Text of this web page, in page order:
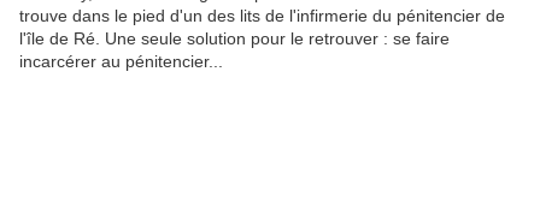
trouve dans le pied d'un des lits de l'infirmerie du pénitencier de
l'île de Ré. Une seule solution pour le retrouver : se faire
incarcérer au pénitencier...